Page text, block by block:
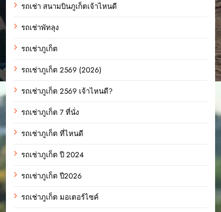
รถเช่า สนามบินภูเก็ตเจ้าไหนดี
รถเช่าพัทลุง
รถเช่าภูเก็ต
รถเช่าภูเก็ต 2569 (2026)
รถเช่าภูเก็ต 2569 เจ้าไหนดี?
รถเช่าภูเก็ต 7 ที่นั่ง
รถเช่าภูเก็ต ที่ไหนดี
รถเช่าภูเก็ต ปี 2024
รถเช่าภูเก็ต ปี2026
รถเช่าภูเก็ต มอเตอร์ไซค์